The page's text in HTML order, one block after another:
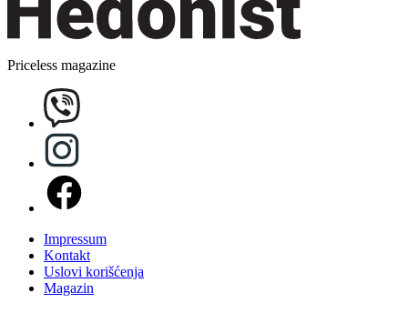
Priceless magazine
Impressum
Kontakt
Uslovi korišćenja
Magazin